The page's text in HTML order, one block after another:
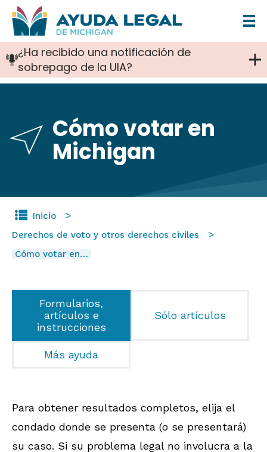
Pasar
al
contenido
principal
¿Ha recibido una notificación de
sobrepago de la UIA?
Cómo votar en
Michigan
Inicio
Derechos de voto y otros derechos civiles
Cómo votar en…
Formularios,
artículos e
instrucciones
Sólo artículos
Más ayuda
Para obtener resultados completos, elija el
condado donde se presenta (o se presentará)
su caso. Si su problema legal no involucra a la